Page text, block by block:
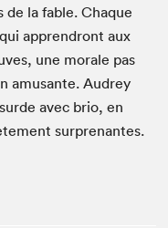
de la fable. Chaque
appren­dront aux
une morale pas
amu­sante. Audrey
avec brio, en
surprenantes.